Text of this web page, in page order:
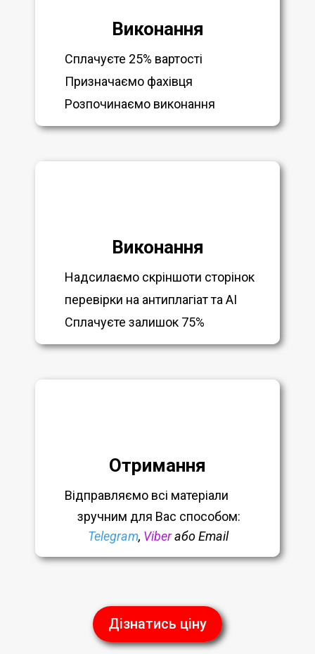
Виконання
Сплачуєте 25% вартості
Призначаємо фахівця
Розпочинаємо виконання
Виконання
Надсилаємо скріншоти сторінок
перевірки на антиплагіат та AI
Сплачуєте залишок 75%
Отримання
Відправляємо всі матеріали
зручним для Вас способом:
Telegram, Viberабо Email
Дізнатись ціну